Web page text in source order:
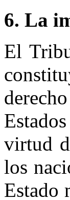
6. La
El
virtud
los
Estado